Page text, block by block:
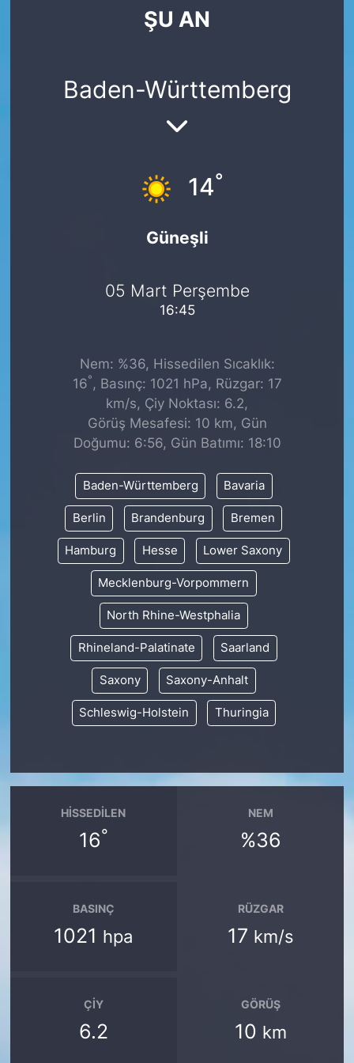
ŞU AN
Baden-Württemberg
14°
Güneşli
05 Mart Perşembe
16:45
Nem: %36, Hissedilen Sıcaklık:
16° , Basınç: 1021 hPa, Rüzgar: 17
km/s, Çiy Noktası: 6.2,
Görüş Mesafesi: 10 km, Gün
Doğumu: 6:56, Gün Batımı: 18:10
Baden-Württemberg Bavaria
Berlin Brandenburg Bremen
Hamburg Hesse Lower Saxony
Mecklenburg-Vorpommern
North Rhine-Westphalia
Rhineland-Palatinate Saarland
Saxony Saxony-Anhalt
Schleswig-Holstein Thuringia
HISSEDILEN
16°
NEM
%36
BASINÇ
1021 hpa
RÜZGAR
17 km/s
ÇIY
6.2
GÖRÜŞ
10 km